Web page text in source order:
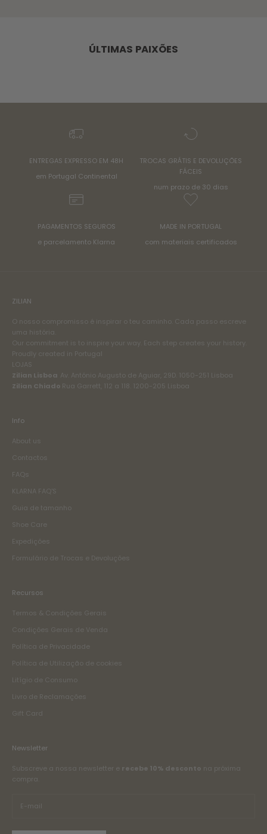
ÚLTIMAS PAIXÕES
ENTREGAS EXPRESSO EM 48H
em Portugal Continental
TROCAS GRÁTIS E DEVOLUÇÕES
FÁCEIS
num prazo de 30 dias
PAGAMENTOS SEGUROS
e parcelamento Klarna
MADE IN PORTUGAL
com materiais certificados
ZILIAN
O nosso compromisso é inspirar o teu caminho. Cada passo escreve
uma história.
Our commitment is to inspire your way. Each step creates your history.
Proudly created in Portugal
LOJAS
Zilian Lisboa Av. António Augusto de Aguiar, 29D. 1050-251 Lisboa
Zilian Chiado Rua Garrett, 112 a 118. 1200-205 Lisboa
Info
About us
Contactos
FAQs
KLARNA FAQ'S
Guia de tamanho
Shoe Care
Expedições
Formulário de Trocas e Devoluções
Recursos
Termos & Condições Gerais
Condições Gerais de Venda
Política de Privacidade
Política de Utilização de cookies
Litígio de Consumo
Livro de Reclamações
Gift Card
Newsletter
Subscreve a nossa newsletter e recebe 10% desconto na próxima
compra.